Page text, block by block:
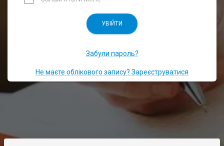
УВІЙТИ
Забули пароль?
Не маєте облікового запису? Зареєструватися